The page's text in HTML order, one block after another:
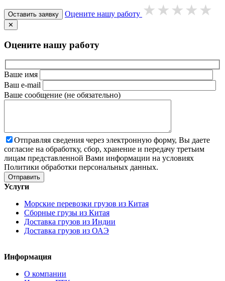
Оставить заявку Оцените нашу работу
✕
Оцените нашу работу
Ваше имя
Ваш e-mail
Ваше сообщение (не обязательно)
Отправляя сведения через электронную форму, Вы даете
согласие на обработку, сбор, хранение и передачу третьим
лицам представленной Вами информации на условиях
Политики обработки персональных данных.
Услуги
Морские перевозки грузов из Китая
Сборные грузы из Китая
Доставка грузов из Индии
Доставка грузов из ОАЭ
Информация
О компании